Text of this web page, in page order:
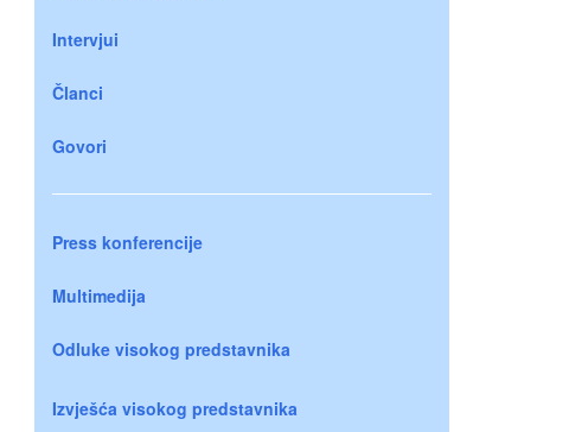
Intervjui
Članci
Govori
Press konferencije
Multimedija
Odluke visokog predstavnika
Izvješća visokog predstavnika